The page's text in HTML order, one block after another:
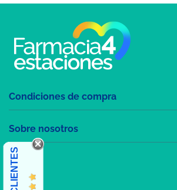
Condiciones de compra
Sobre nosotros